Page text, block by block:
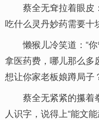
蔡全无耷拉着眼皮
吃什么灵丹妙药需要十
懒猴儿冷笑道：“
拿医药费，哪儿那么多
想让你家老板娘蹲局子
蔡全无紧紧的攥着
人识字，说得上“能文能